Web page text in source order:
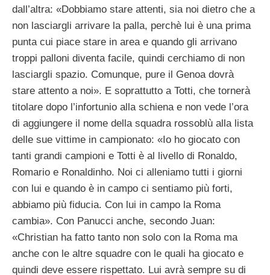
dall’altra: «Dobbiamo stare attenti, sia noi dietro che a
non lasciargli arrivare la palla, perchè lui è una prima
punta cui piace stare in area e quando gli arrivano
troppi palloni diventa facile, quindi cerchiamo di non
lasciargli spazio. Comunque, pure il Genoa dovrà
stare attento a noi». E soprattutto a Totti, che tornerà
titolare dopo l’infortunio alla schiena e non vede l’ora
di aggiungere il nome della squadra rossoblù alla lista
delle sue vittime in campionato: «Io ho giocato con
tanti grandi campioni e Totti è al livello di Ronaldo,
Romario e Ronaldinho. Noi ci alleniamo tutti i giorni
con lui e quando è in campo ci sentiamo più forti,
abbiamo più fiducia. Con lui in campo la Roma
cambia». Con Panucci anche, secondo Juan:
«Christian ha fatto tanto non solo con la Roma ma
anche con le altre squadre con le quali ha giocato e
quindi deve essere rispettato. Lui avrà sempre su di